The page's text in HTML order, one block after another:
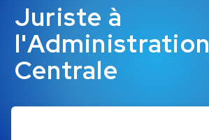
Juriste à
l'Administration
Centrale